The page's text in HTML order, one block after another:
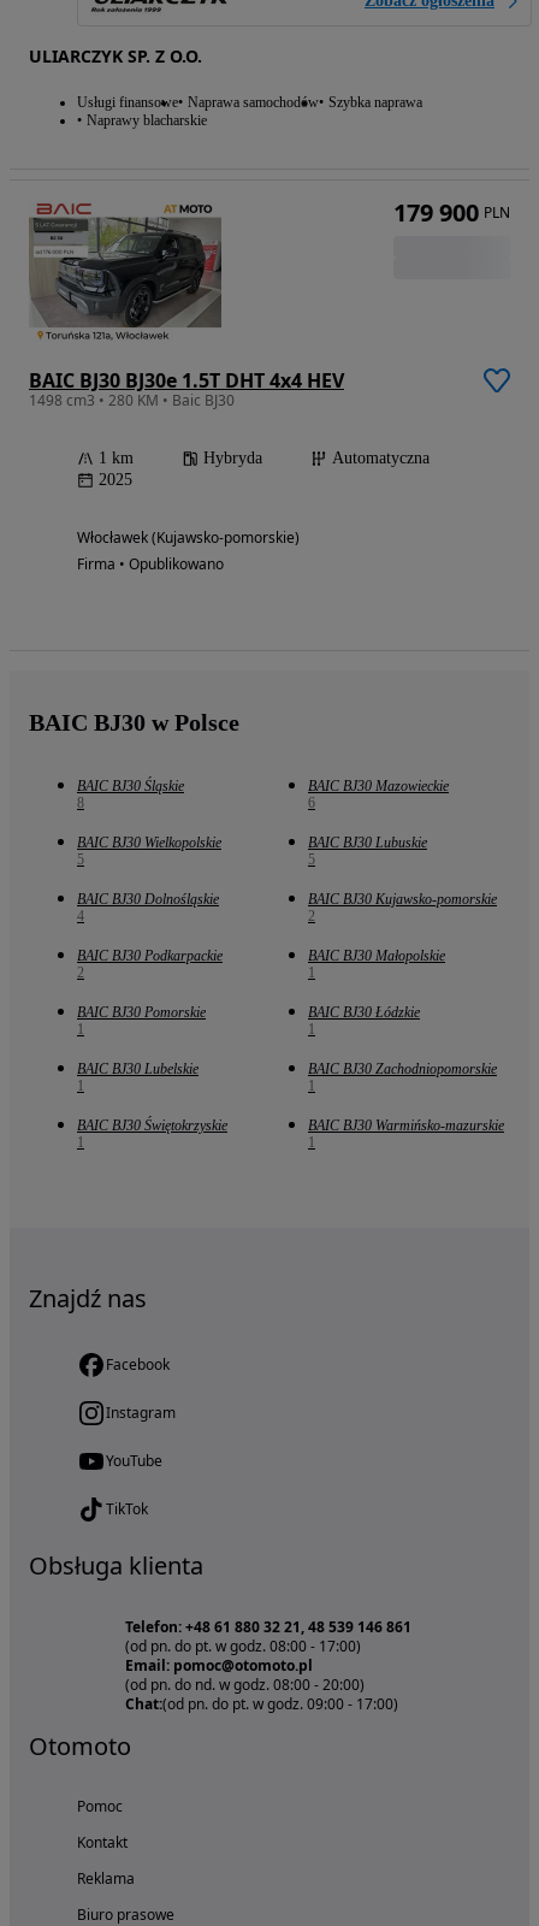
ULIARCZYK SP. Z O.O.
Usługi finansowe Naprawa samochodów Szybka naprawa
Naprawy blacharskie
BAIC BJ30 BJ30e 1.5T DHT 4x4 HEV
1498 cm3 • 280 KM • Baic BJ30
1 km Hybryda
Automatyczna
2025
Włocławek (Kujawsko-pomorskie)
Firma • Opublikowano
179 900 PLN
BAIC BJ30 w Polsce
BAIC BJ30 Śląskie
8
BAIC BJ30 Mazowieckie
6
BAIC BJ30 Wielkopolskie
5
BAIC BJ30 Lubuskie
5
BAIC BJ30 Dolnośląskie
4
BAIC BJ30 Kujawsko-pomorskie
2
BAIC BJ30 Podkarpackie
2
BAIC BJ30 Małopolskie
1
BAIC BJ30 Pomorskie
1
BAIC BJ30 Łódzkie
1
BAIC BJ30 Lubelskie
1
BAIC BJ30 Zachodniopomorskie
1
BAIC BJ30 Świętokrzyskie
1
BAIC BJ30 Warmińsko-mazurskie
1
Znajdź nas
Facebook
Instagram
YouTube
TikTok
Obsługa klienta
Telefon: +48 61 880 32 21, 48 539 146 861
(od pn. do pt. w godz. 08:00 - 17:00)
Email: pomoc@otomoto.pl
(od pn. do nd. w godz. 08:00 - 20:00)
Chat:(od pn. do pt. w godz. 09:00 - 17:00)
Otomoto
Pomoc
Kontakt
Reklama
Biuro prasowe